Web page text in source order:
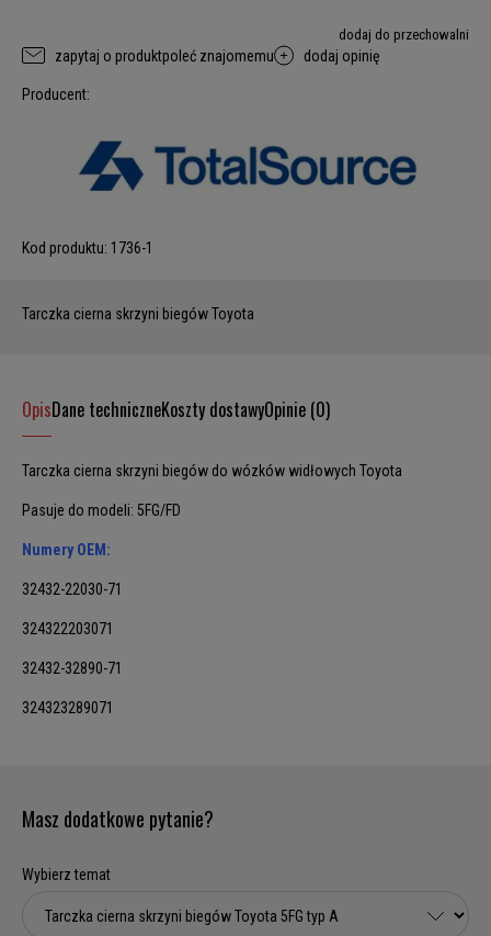
dodaj do przechowalni
zapytaj o produktpoleć znajomemu dodaj opinię
Producent:
Kod produktu: 1736-1
Tarczka cierna skrzyni biegów Toyota
OpisDane techniczneKoszty dostawyOpinie (0)
Tarczka cierna skrzyni biegów do wózków widłowych Toyota
Pasuje do modeli: 5FG/FD
Numery OEM:
32432-22030-71
324322203071
32432-32890-71
324323289071
Masz dodatkowe pytanie?